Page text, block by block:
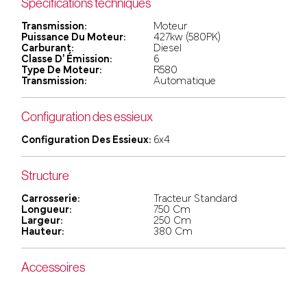
Transmission:
Moteur
Puissance Du Moteur:
427kw (580PK)
Carburant:
Diesel
Classe D' Émission:
6
Type De Moteur:
R580
Transmission:
Automatique
Configuration des essieux
Configuration Des Essieux: 6x4
Structure
Carrosserie:
Tracteur Standard
Longueur:
750 Cm
Largeur:
250 Cm
Hauteur:
380 Cm
Accessoires